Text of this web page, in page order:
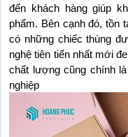
đến khách hàng giúp
phẩm. Bên cạnh đó, tồn
có những chiếc thùng
nghệ tiên tiến nhất mới
chất lượng cũng chính